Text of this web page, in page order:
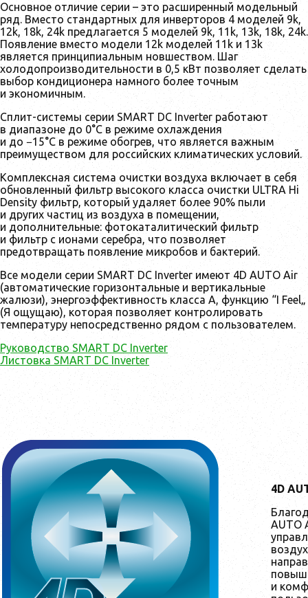
Основное отличие серии – это расширенный модельный
ряд. Вместо стандартных для инверторов 4 моделей 9k,
12k, 18k, 24k предлагается 5 моделей 9k, 11k, 13k, 18k, 24k.
Появление вместо модели 12k моделей 11k и 13k
является принципиальным новшеством. Шаг
холодопроизводительности в 0,5 кВт позволяет сделать
выбор кондиционера намного более точным
и экономичным.
Сплит-системы серии SMART DC Inverter работают
в диапазоне до 0°С в режиме охлаждения
и до −15°С в режиме обогрев, что является важным
преимуществом для российских климатических условий.
Комплексная система очистки воздуха включает в себя
обновленный фильтр высокого класса очистки ULTRA Hi
Density фильтр, который удаляет более 90% пыли
и других частиц из воздуха в помещении,
и дополнительные: фотокаталитический фильтр
и фильтр с ионами серебра, что позволяет
предотвращать появление микробов и бактерий.
Все модели серии SMART DC Inverter имеют 4D AUTO Air
(автоматические горизонтальные и вертикальные
жалюзи), энергоэффективность класса А, функцию “I Feel„
(Я ощущаю), которая позволяет контролировать
температуру непосредственно рядом с пользователем.
Руководство SMART DC Inverter
Листовка SMART DC Inverter
4D
AUTO
и